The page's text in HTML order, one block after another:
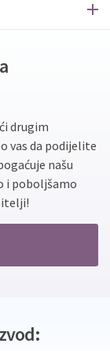
drugim
vas da podijelite
našu
i poboljšamo